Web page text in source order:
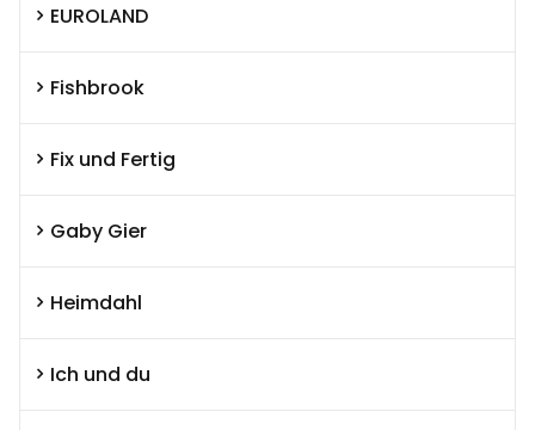
EUROLAND
Fishbrook
Fix und Fertig
Gaby Gier
Heimdahl
Ich und du